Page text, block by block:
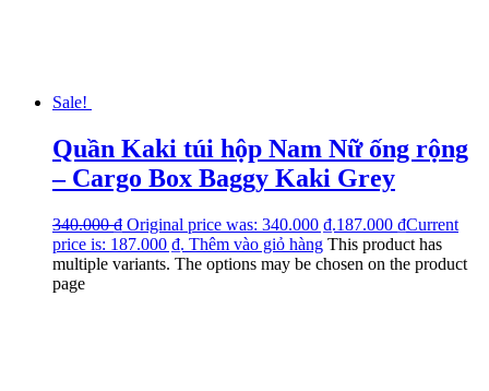
Sale!
Quần Kaki túi hộp Nam Nữ ống rộng
– Cargo Box Baggy Kaki Grey
340.000₫ Original price was: 340.000 ₫.187.000 ₫Current
price is: 187.000 ₫. Thêm vào giỏ hàng This product has
multiple variants. The options may be chosen on the product
page